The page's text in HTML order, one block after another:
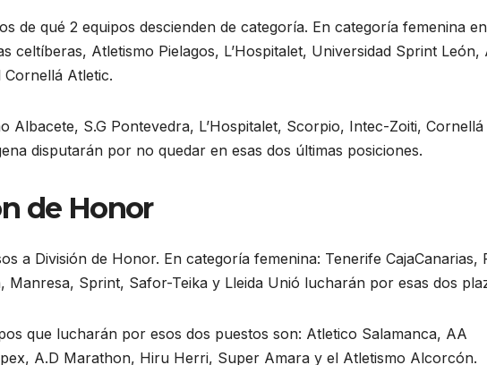
de qué 2 equipos descienden de categoría. En categoría femenina
celtíberas, Atletismo Pielagos, L’Hospitalet, Universidad Sprint León,
Atletic.
Albacete, S.G Pontevedra, L’Hospitalet, Scorpio, Intec-Zoiti, Cornellá
disputarán por no quedar en esas dos últimas posiciones.
de Honor
a División de Honor. En categoría femenina: Tenerife CajaCanarias,
Manresa, Sprint, Safor-Teika y Lleida Unió lucharán por esas dos
que lucharán por esos dos puestos son: Atletico Salamanca, AA
A.D Marathon, Hiru Herri, Super Amara y el Atletismo Alcorcón.